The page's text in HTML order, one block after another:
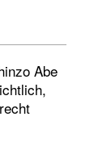
Abe